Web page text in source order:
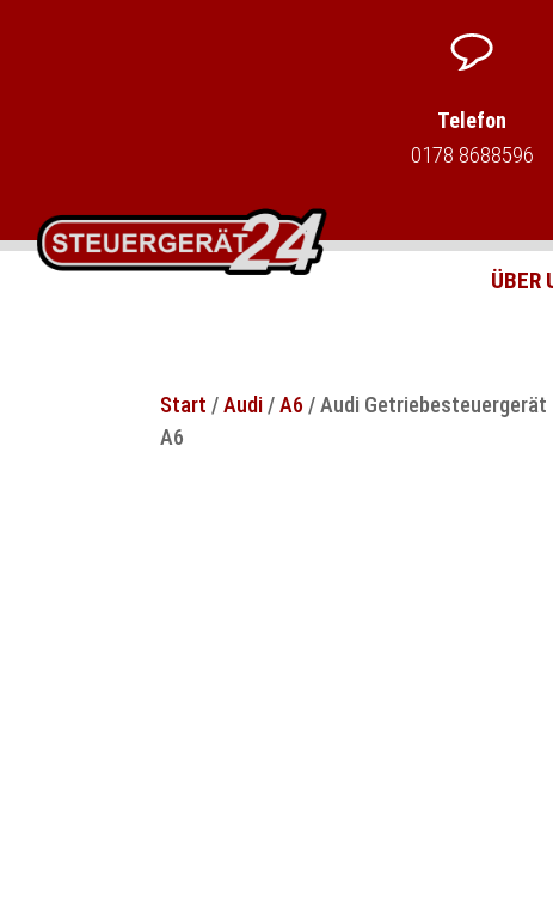
Telefon
0178 8688596
ÜBER
Start /Audi /A6 / Audi Getriebesteuergerät
A6